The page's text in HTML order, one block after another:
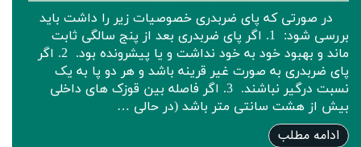
در صورتی که پای ضربدری خصوصیات زیر را داشت باید
بررسی شود: ‌ 1. اگر پای ضربدری بعد از پنج سالگی ثابت
ماند و بهبود خود به خود نداشت و یا پیشرونده بود‌. ‌ 2. اگر
پای ضربدری به صورت غیر قرینه باشد و هر دو پا به یک
نسبت درگیر نباشند. ‌ 3. اگر فاصله بین قوزک های داخلی
بیش از هشت سانتی متر باشد (در حالی …
ادامه مطلب